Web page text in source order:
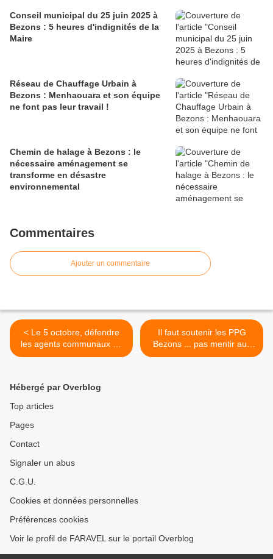
Conseil municipal du 25 juin 2025 à
Bezons : 5 heures d'indignités de la
Maire
Réseau de Chauffage Urbain à
Bezons : Menhaouara et son équipe
ne font pas leur travail !
Chemin de halage à Bezons : le
nécessaire aménagement se
transforme en désastre
environnemental
Commentaires
Ajouter un commentaire
< Le 5 octobre, défendre
les agents communaux de
Bezons c'est défendre le
Il faut soutenir les PPG
Bezons ... pas mentir aux
salariés et aux Bezonnais...
Hébergé par Overblog
Top articles
Pages
Contact
Signaler un abus
C.G.U.
Cookies et données personnelles
Préférences cookies
Voir le profil de FARAVEL sur le portail Overblog